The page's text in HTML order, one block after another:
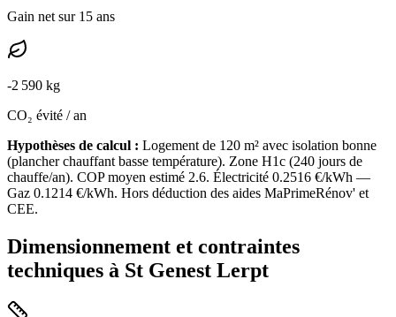
Gain net sur 15 ans
-2 590 kg
CO₂ évité / an
Hypothèses de calcul : Logement de 120 m² avec isolation bonne
(plancher chauffant basse température). Zone H1c (240 jours de
chauffe/an). COP moyen estimé 2.6. Électricité 0.2516 €/kWh —
Gaz 0.1214 €/kWh. Hors déduction des aides MaPrimeRénov' et
CEE.
Dimensionnement et contraintes
techniques à St Genest Lerpt